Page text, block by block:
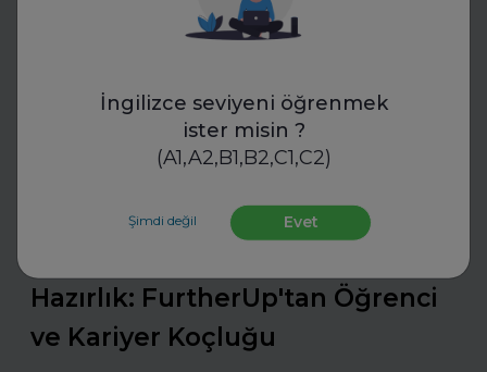
İngilizce seviyeni öğrenmek
ister misin ?
(A1,A2,B1,B2,C1,C2)
Şimdi değil Evet
Hazırlık: FurtherUp'tan Öğrenci
ve Kariyer Koçluğu